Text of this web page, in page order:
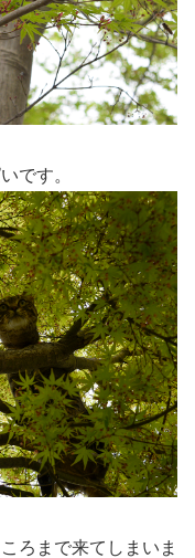
です。
ろまで来てしまいま